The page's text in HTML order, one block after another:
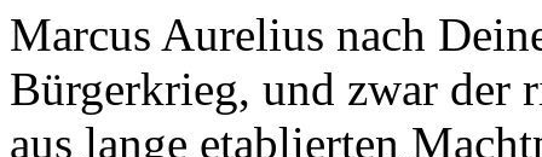
Marcus Aurelius nach
Bürgerkrieg, und zwar der
aus lange etablierten